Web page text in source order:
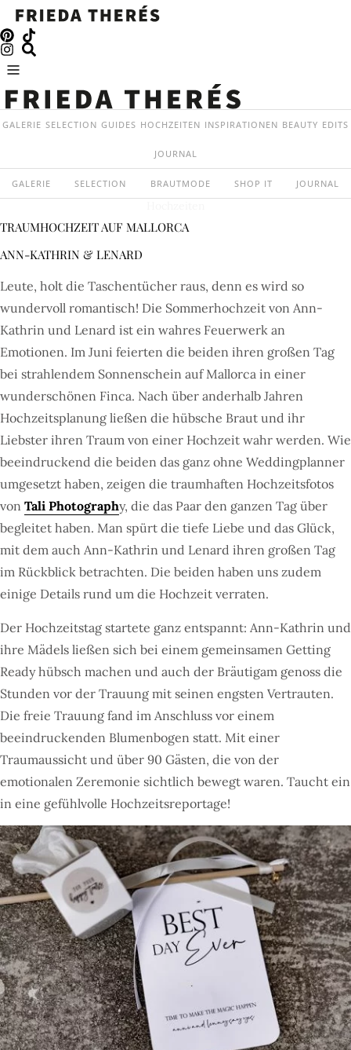
GALERIE SELECTION GUIDES HOCHZEITEN INSPIRATIONEN BEAUTY EDITS
JOURNAL
GALERIE SELECTION BRAUTMODE SHOP IT JOURNAL
TRAUMHOCHZEIT AUF MALLORCA
ANN-KATHRIN & LENARD
Leute, holt die Taschentücher raus, denn es wird so
wundervoll romantisch! Die Sommerhochzeit von Ann-
Kathrin und Lenard ist ein wahres Feuerwerk an
Emotionen. Im Juni feierten die beiden ihren großen Tag
bei strahlendem Sonnenschein auf Mallorca in einer
wunderschönen Finca. Nach über anderhalb Jahren
Hochzeitsplanung ließen die hübsche Braut und ihr
Liebster ihren Traum von einer Hochzeit wahr werden. Wie
beeindruckend die beiden das ganz ohne Weddingplanner
umgesetzt haben, zeigen die traumhaften Hochzeitsfotos
von Tali Photography, die das Paar den ganzen Tag über
begleitet haben. Man spürt die tiefe Liebe und das Glück,
mit dem auch Ann-Kathrin und Lenard ihren großen Tag
im Rückblick betrachten. Die beiden haben uns zudem
einige Details rund um die Hochzeit verraten.
Der Hochzeitstag startete ganz entspannt: Ann-Kathrin und
ihre Mädels ließen sich bei einem gemeinsamen Getting
Ready hübsch machen und auch der Bräutigam genoss die
Stunden vor der Trauung mit seinen engsten Vertrauten.
Die freie Trauung fand im Anschluss vor einem
beeindruckenden Blumenbogen statt. Mit einer
Traumaussicht und über 90 Gästen, die von der
emotionalen Zeremonie sichtlich bewegt waren. Taucht ein
in eine gefühlvolle Hochzeitsreportage!